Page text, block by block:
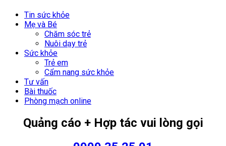
Tin sức khỏe
Mẹ và Bé
Chăm sóc trẻ
Nuôi dạy trẻ
Sức khỏe
Trẻ em
Cẩm nang sức khỏe
Tư vấn
Bài thuốc
Phòng mạch online
Quảng cáo + Hợp tác vui lòng gọi